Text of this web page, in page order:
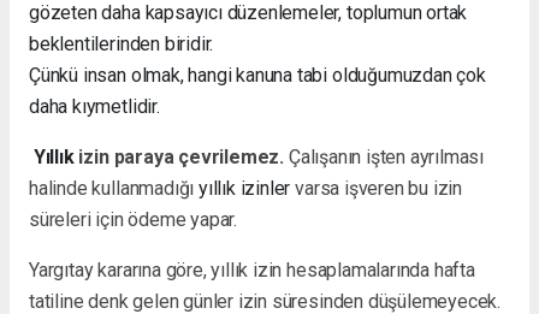
gözeten daha kapsayıcı düzenlemeler, toplumun ortak
beklentilerinden biridir.
Çünkü insan olmak, hangi kanuna tabi olduğumuzdan çok
daha kıymetlidir.
Yıllıkizin paraya çevrilemez. Çalışanın işten ayrılması
halinde kullanmadığı yıllık izinler varsa işveren bu izin
süreleri için ödeme yapar.
Yargıtay kararına göre, yıllık izin hesaplamalarında hafta
tatiline denk gelen günler izin süresinden düşülemeyecek.